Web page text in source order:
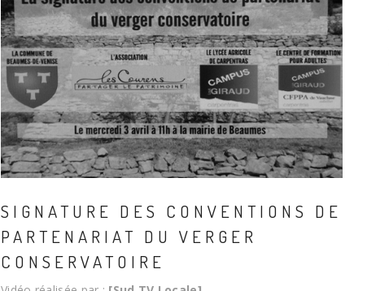
SIGNATURE DES CONVENTIONS DE
PARTENARIAT DU VERGER
CONSERVATOIRE